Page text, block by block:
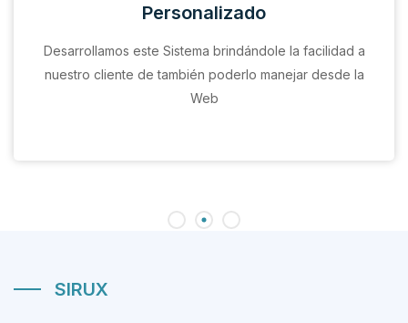
Personalizado
Desarrollamos este Sistema brindándole la facilidad a
nuestro cliente de también poderlo manejar desde la
Web
SIRUX